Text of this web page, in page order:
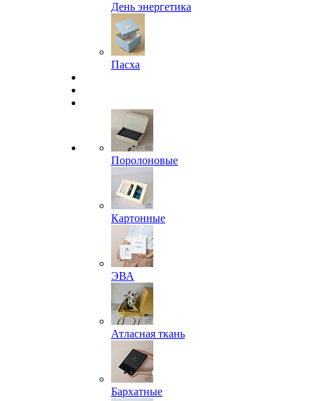
День энергетика
Пасха
Поролоновые
Картонные
ЭВА
Атласная ткань
Бархатные